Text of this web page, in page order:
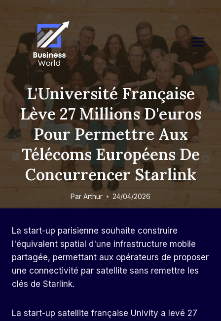
content
L'Université Française
Lève 27 Millions D'euros
Pour Permettre Aux
Télécoms Européens De
Concurrencer Starlink
Par Arthur 24/04/2026
La start-up parisienne souhaite construire
l'équivalent spatial d'une infrastructure mobile
partagée, permettant aux opérateurs de proposer
une connectivité par satellite sans remettre les
clés de Starlink.
La start-up satellite française Univity a levé 27